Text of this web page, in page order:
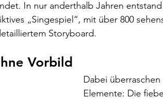
In nur anderthalb Jahren
„Singespiel“, mit über 800
Storyboard.
Vorbild
Dabei
Elemente: Die